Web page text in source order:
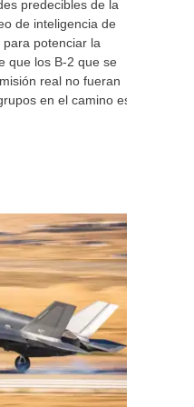
predecibles de la
de inteligencia de
potenciar la
que los B-2 que se
real no fueran
en el camino es